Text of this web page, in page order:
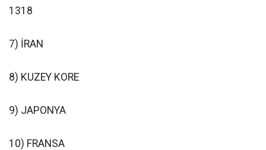
1318
7) İRAN
8) KUZEY KORE
9) JAPONYA
10) FRANSA